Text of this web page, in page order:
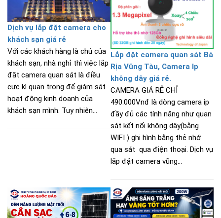
Dịch vụ lắp đặt camera cho
khách sạn giá rẻ
Với các khách hàng là chủ của
khách sạn, nhà nghỉ thì việc lắp
đặt camera quan sát là điều
cực kì quan trọng để giám sát
hoạt động kinh doanh của
khách sạn mình. Tuy nhiên...
Lắp đặt camera quan sát Bà
Rịa Vũng Tàu, Camera Ip
không dây giá rẻ.
CAMERA GIÁ RẺ CHỈ
490.000Vnđ là dòng camera ip
đầy đủ các tính năng như quan
sát kết nối không dây(bằng
WIFI ) ghi hình bằng thẻ nhớ
qua sát qua điện thoại. Dịch vụ
lắp đặt camera vũng...